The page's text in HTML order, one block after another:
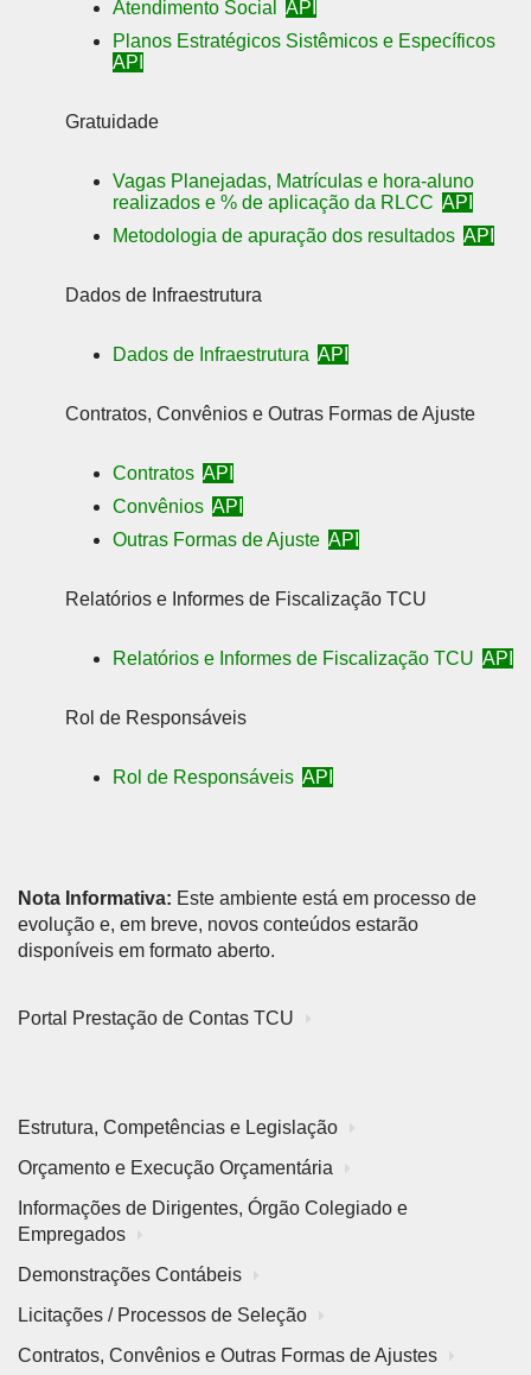
Atendimento Social API
Planos Estratégicos Sistêmicos e Específicos
API
Gratuidade
Vagas Planejadas, Matrículas e hora-aluno
realizados e % de aplicação da RLCC API
Metodologia de apuração dos resultados API
Dados de Infraestrutura
Dados de Infraestrutura API
Contratos, Convênios e Outras Formas de Ajuste
Contratos API
Convênios API
Outras Formas de Ajuste API
Relatórios e Informes de Fiscalização TCU
Relatórios e Informes de Fiscalização TCU API
Rol de Responsáveis
Rol de Responsáveis API
Nota Informativa: Este ambiente está em processo de
evolução e, em breve, novos conteúdos estarão
disponíveis em formato aberto.
Portal Prestação de Contas TCU
Estrutura, Competências e Legislação
Orçamento e Execução Orçamentária
Informações de Dirigentes, Órgão Colegiado e
Empregados
Demonstrações Contábeis
Licitações / Processos de Seleção
Contratos, Convênios e Outras Formas de Ajustes